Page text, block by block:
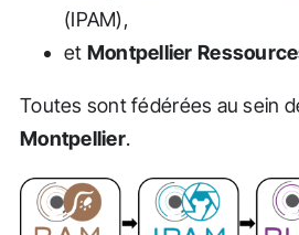
(IPAM),
et Montpellier
Toutes sont fédérées au sein
Montpellier.